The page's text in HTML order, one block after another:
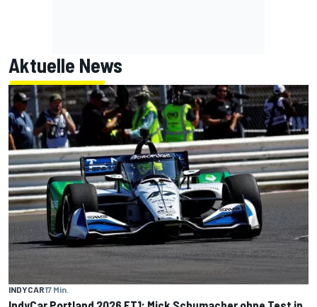
Aktuelle News
INDYCAR17 Min.